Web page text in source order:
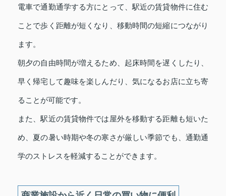
電車で通勤通学する方にとって、駅近の賃貸物件に住む
ことで歩く距離が短くなり、移動時間の短縮につながり
ます。
朝夕の自由時間が増えるため、起床時間を遅くしたり、
早く帰宅して趣味を楽しんだり、気になるお店に立ち寄
ることが可能です。
また、駅近の賃貸物件では屋外を移動する距離も短いた
め、夏の暑い時期や冬の寒さが厳しい季節でも、通勤通
学のストレスを軽減することができます。